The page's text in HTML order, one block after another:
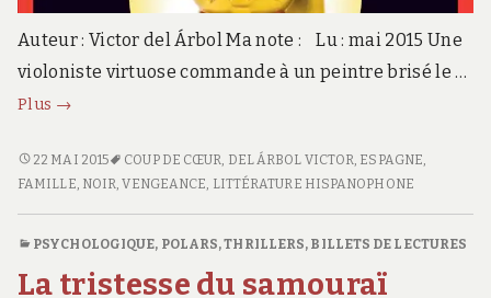
Auteur : Victor del Árbol Ma note : Lu : mai 2015 Une
violoniste virtuose commande à un peintre brisé le …
Plus La
des
chagrins
→
LA
MAISON
22 MAI 2015 COUP DE CŒUR, DEL ÁRBOL VICTOR, ESPAGNE,
FAMILLE, NOIR,VENGEANCE, LITTÉRATURE HISPANOPHONE
PSYCHOLOGIQUE, POLARS, THRILLERS, BILLETS DE LECTURES
La tristesse du samouraï